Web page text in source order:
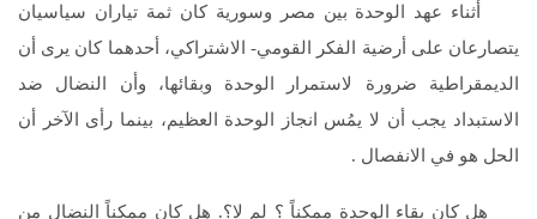
أثناء عهد الوحدة بين مصر وسورية كان ثمة تياران سياسيان
يتصارعان على أرضية الفكر القومي- الاشتراكي، أحدهما كان يرى أن
الديمقراطية ضرورة لاستمرار الوحدة وبقائها، وأن النضال ضد
الاستبداد يجب أن لا يمُس انجاز الوحدة العظيم، بينما رأى الآخر أن
الحل هو في الانفصال .
هل كان بقاء الوحدة ممكناً ؟ لم لا؟. هل كان ممكناً النضال من